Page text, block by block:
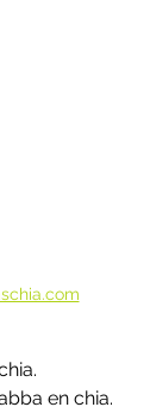
en chia.